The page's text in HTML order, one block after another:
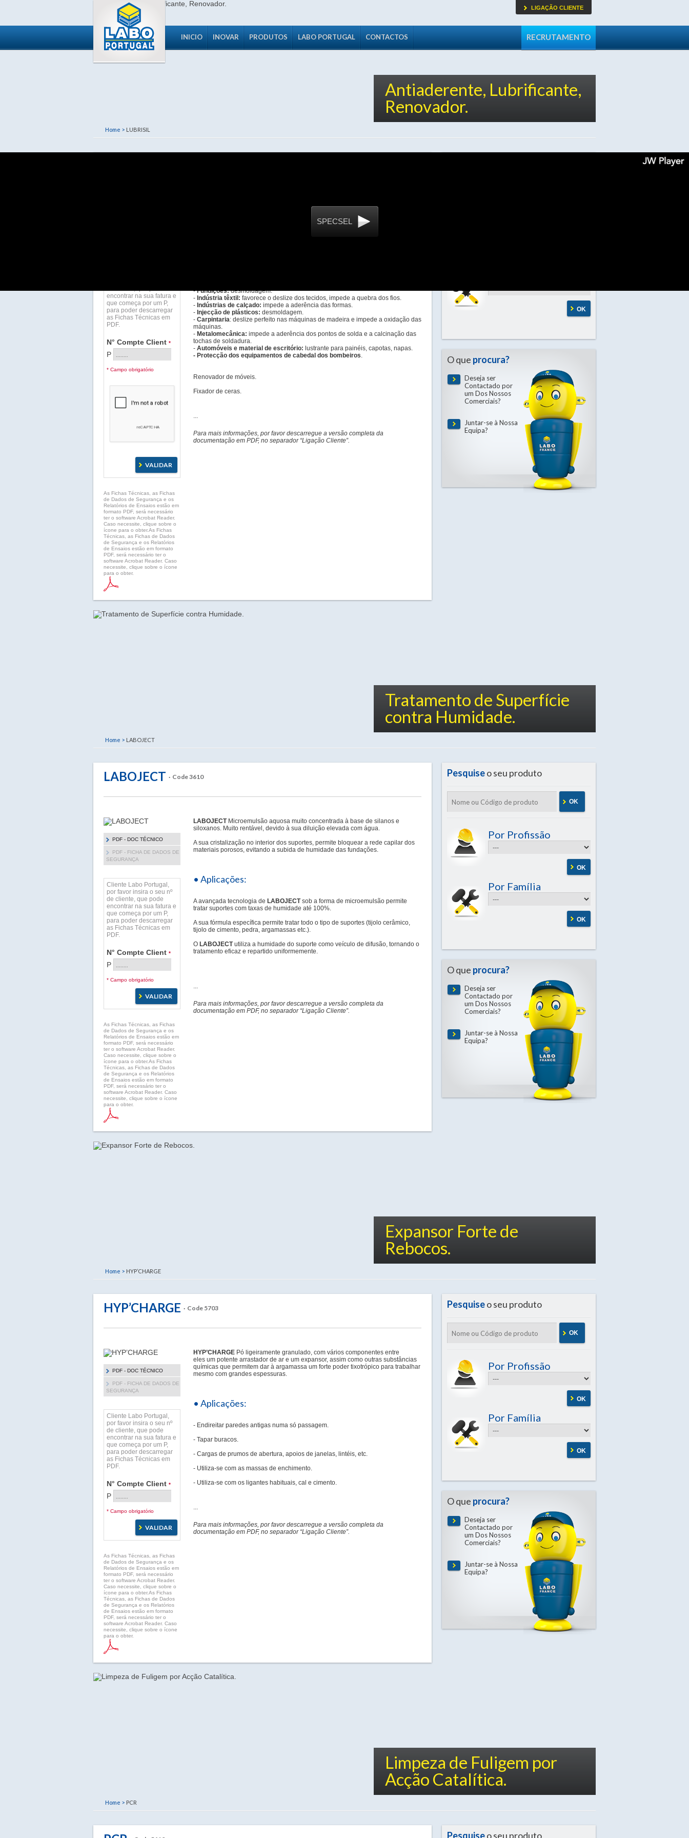
RECRUTAMENTO
INICIO INOVAR PRODUTOS LABO PORTUGAL CONTACTOS
LIGAÇÃO CLIENTE
Antiaderente, Lubrificante,
Renovador.
Home > LUBRISIL
encontrar na sua fatura e
que começa por um P,
para poder descarregar
as Fichas Técnicas em
PDF.
N° Compte Client *
P
* Campo obrigatório
As Fichas Técnicas, as Fichas
de Dados de Segurança e os
Relatórios de Ensaios estão em
formato PDF, será necessário
ter o software Acrobat Reader.
Caso necessite, clique sobre o
ícone para o obter.As Fichas
Técnicas, as Fichas de Dados
de Segurança e os Relatórios
de Ensaios estão em formato
PDF, será necessário ter o
software Acrobat Reader. Caso
necessite, clique sobre o ícone
para o obter.
-Fundições:desmoldagem.
- Indústria têxtil: favorece o deslize dos tecidos, impede a quebra dos fios.
- Indústrias de calçado: impede a aderência das formas.
- Injecção de plásticos: desmoldagem.
- Carpintaria: deslize perfeito nas máquinas de madeira e impede a oxidação das
máquinas.
- Metalomecânica: impede a aderência dos pontos de solda e a calcinação das
tochas de soldadura.
- Automóveis e material de escritório: lustrante para painéis, capotas, napas.
- Protecção dos equipamentos de cabedal dos bombeiros.
Renovador de móveis.
Fixador de ceras.
...
Para mais informações, por favor descarregue a versão completa da
documentação em PDF, no separador “Ligação Cliente”.
OK
O que procura?
Deseja ser
Contactado por
um Dos Nossos
Comerciais?
Juntar-se à Nossa
Equipa?
SPECSEL
Tratamento de Superfície
contra Humidade.
Home > LABOJECT
LABOJECT · Code 3610
PDF - DOC TÉCNICO
PDF - FICHA DE DADOS DE
SEGURANÇA
Cliente Labo Portugal,
por favor insira o seu nº
de cliente, que pode
encontrar na sua fatura e
que começa por um P,
para poder descarregar
as Fichas Técnicas em
PDF.
N° Compte Client *
P
* Campo obrigatório
As Fichas Técnicas, as Fichas
de Dados de Segurança e os
Relatórios de Ensaios estão em
formato PDF, será necessário
ter o software Acrobat Reader.
Caso necessite, clique sobre o
ícone para o obter.As Fichas
Técnicas, as Fichas de Dados
de Segurança e os Relatórios
de Ensaios estão em formato
PDF, será necessário ter o
software Acrobat Reader. Caso
necessite, clique sobre o ícone
para o obter.
LABOJECTMicroemulsão aquosa muito concentrada à base de silanos e
siloxanos. Muito rentável, devido à sua diluição elevada com água.
A sua cristalização no interior dos suportes, permite bloquear a rede capilar dos
materiais porosos, evitando a subida de humidade das fundações.
• Aplicações:
A avançada tecnologia de LABOJECTsob a forma de microemulsão permite
tratar suportes com taxas de humidade até 100%.
A sua fórmula específica permite tratar todo o tipo de suportes (tijolo cerâmico,
tijolo de cimento, pedra, argamassas etc.).
O LABOJECTutiliza a humidade do suporte como veículo de difusão, tornando o
tratamento eficaz e repartido uniformemente.
...
Para mais informações, por favor descarregue a versão completa da
documentação em PDF, no separador “Ligação Cliente”.
Pesquiseo seu produto
OK
Por Profissão
OK
Por Família
OK
O que procura?
Deseja ser
Contactado por
um Dos Nossos
Comerciais?
Juntar-se à Nossa
Equipa?
Expansor Forte de
Rebocos.
Home > HYP’CHARGE
HYP’CHARGE · Code 5703
PDF - DOC TÉCNICO
PDF - FICHA DE DADOS DE
SEGURANÇA
Cliente Labo Portugal,
por favor insira o seu nº
de cliente, que pode
encontrar na sua fatura e
que começa por um P,
para poder descarregar
as Fichas Técnicas em
PDF.
N° Compte Client *
P
* Campo obrigatório
As Fichas Técnicas, as Fichas
de Dados de Segurança e os
Relatórios de Ensaios estão em
formato PDF, será necessário
ter o software Acrobat Reader.
Caso necessite, clique sobre o
ícone para o obter.As Fichas
Técnicas, as Fichas de Dados
de Segurança e os Relatórios
de Ensaios estão em formato
PDF, será necessário ter o
software Acrobat Reader. Caso
necessite, clique sobre o ícone
para o obter.
HYP’CHARGE Pó ligeiramente granulado, com vários componentes entre
eles um potente arrastador de ar e um expansor, assim como outras substâncias
químicas que permitem dar à argamassa um forte poder tixotrópico para trabalhar
mesmo com grandes espessuras.
• Aplicações:
- Endireitar paredes antigas numa só passagem.
- Tapar buracos.
- Cargas de prumos de abertura, apoios de janelas, lintéis, etc.
- Utiliza-se com as massas de enchimento.
- Utiliza-se com os ligantes habituais, cal e cimento.
...
Para mais informações, por favor descarregue a versão completa da
documentação em PDF, no separador “Ligação Cliente”.
Pesquiseo seu produto
OK
Por Profissão
OK
Por Família
OK
O que procura?
Deseja ser
Contactado por
um Dos Nossos
Comerciais?
Juntar-se à Nossa
Equipa?
Limpeza de Fuligem por
Acção Catalítica.
Home > PCR
Pesquiseo seu produto